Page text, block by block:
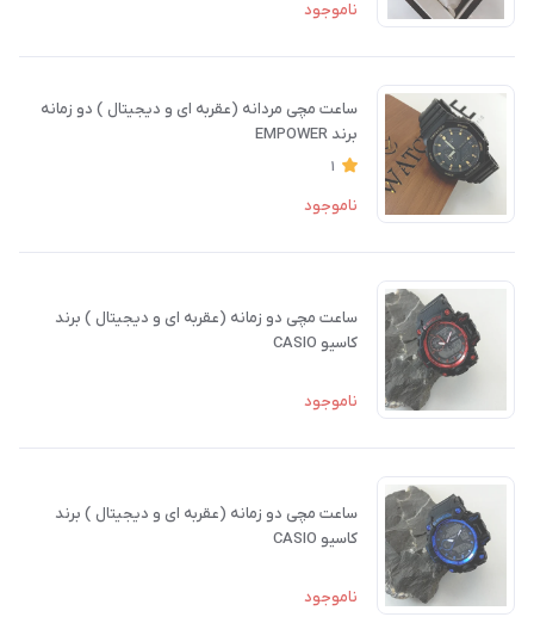
ناموجود
ساعت مچی مردانه (عقربه ای و دیجیتال ) دو زمانه
برند EMPOWER
1
ناموجود
ساعت مچی دو زمانه (عقربه ای و دیجیتال ) برند
کاسیو CASIO
ناموجود
ساعت مچی دو زمانه (عقربه ای و دیجیتال ) برند
کاسیو CASIO
ناموجود